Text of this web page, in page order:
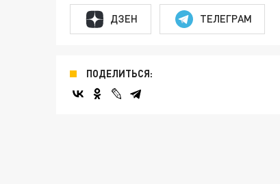
ДЗЕН ТЕЛЕГРАМ
ПОДЕЛИТЬСЯ: